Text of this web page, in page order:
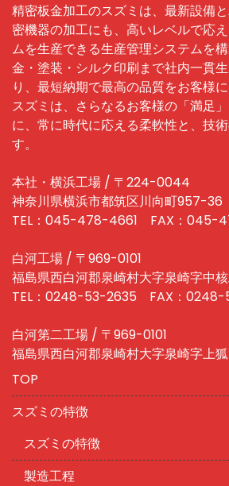
精密板金加工のスズミは、最新設備
密機器の加工にも、高いレベルで応
ムを生産できる生産管理システムを
金・塗装・シルク印刷まで社内一貫
り、最短納期で最高の品質をお客様に
スズミは、さらなるお客様の「満足
に、常に時代に応える柔軟性と、技
す。
本社・横浜工場 / 〒224-0044
神奈川県横浜市都筑区川向町957-36
TEL：045-478-4661 FAX：045-
白河工場 / 〒969-0101
福島県西白河郡泉崎村大字泉崎字中
TEL：0248-53-2635 FAX：0248-
白河第二工場 / 〒969-0101
福島県西白河郡泉崎村大字泉崎字上
TOP
スズミの特徴
スズミの特徴
製造工程